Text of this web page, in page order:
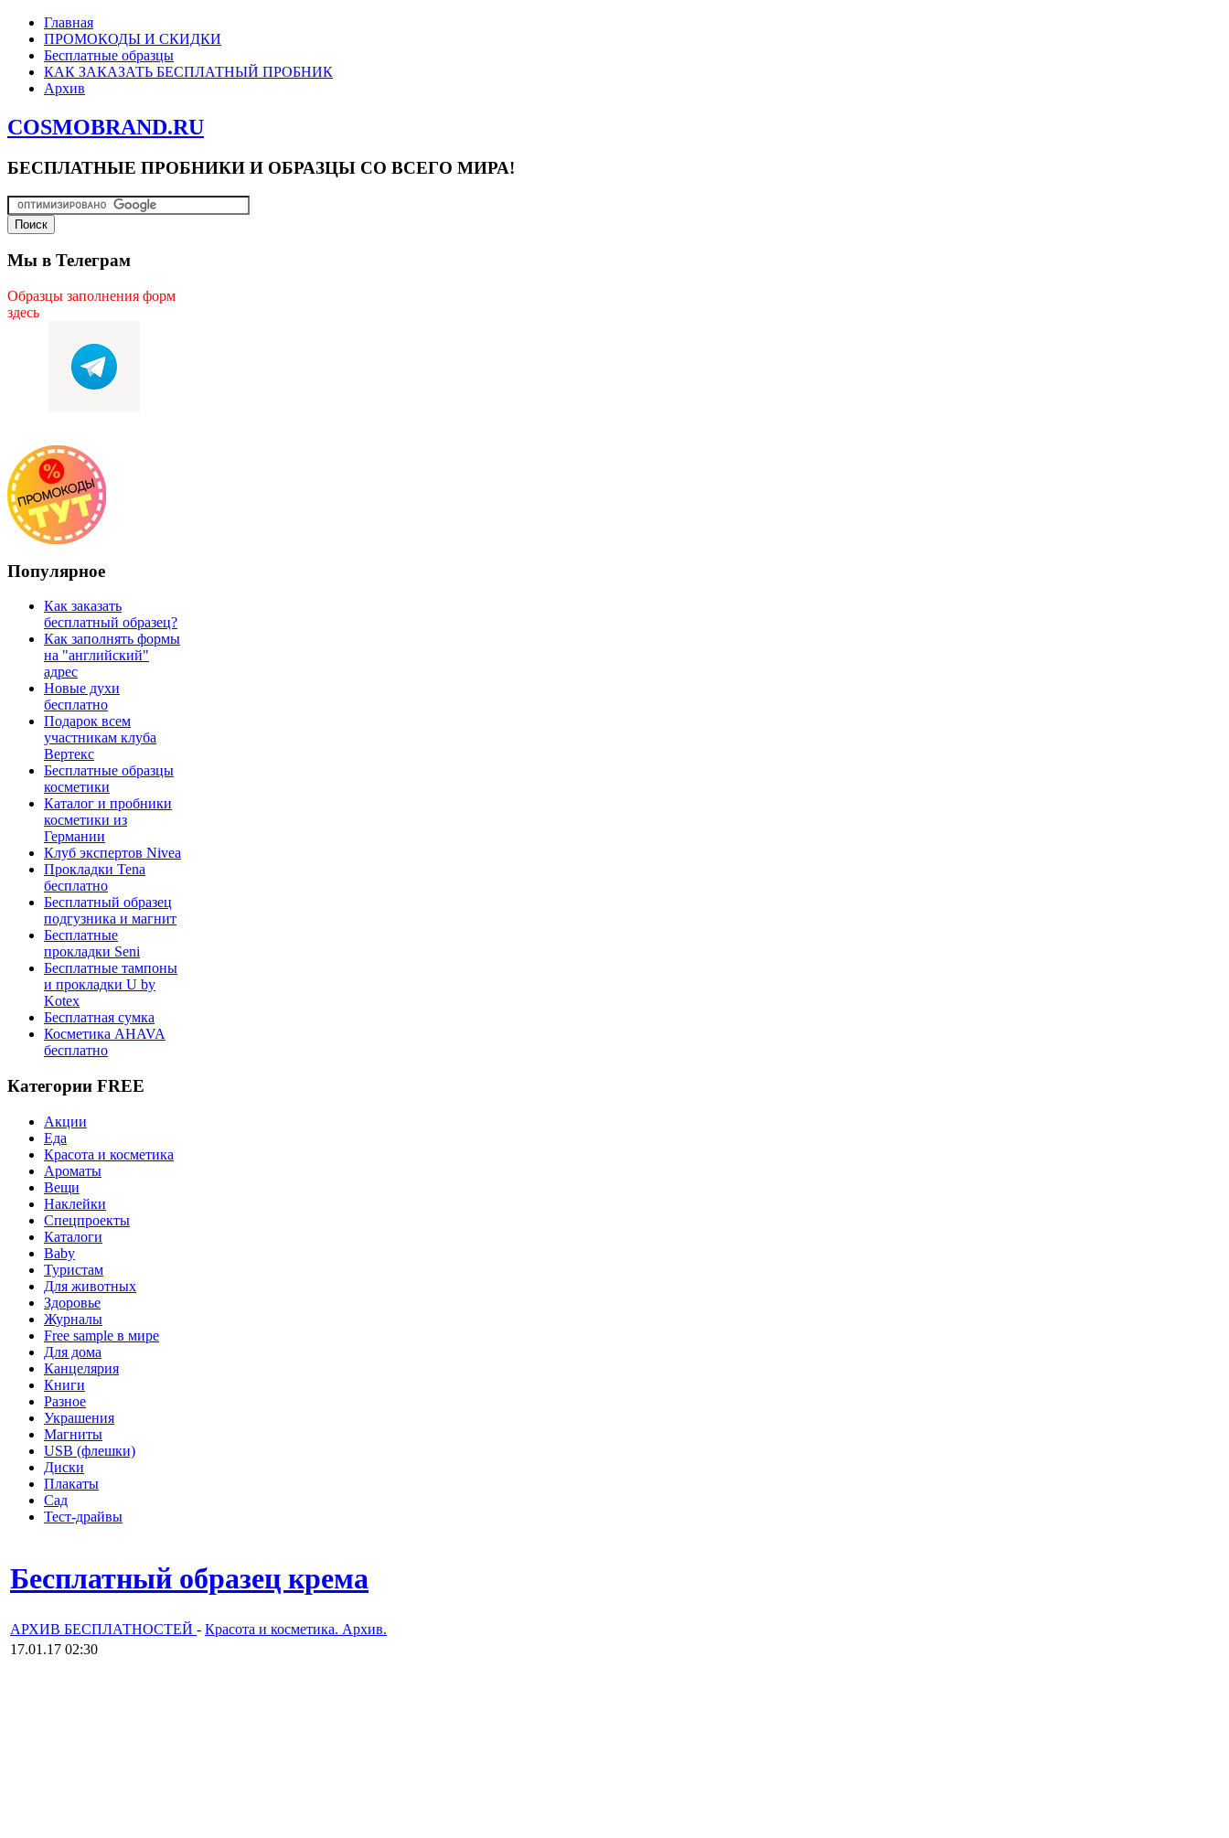
Главная
ПРОМОКОДЫ И СКИДКИ
Бесплатные образцы
КАК ЗАКАЗАТЬ БЕСПЛАТНЫЙ ПРОБНИК
Архив
COSMOBRAND.RU
БЕСПЛАТНЫЕ ПРОБНИКИ И ОБРАЗЦЫ СО ВСЕГО МИРА!
Мы в Телеграм
Образцы заполнения форм
здесь
Популярное
Как заказать
бесплатный образец?
Как заполнять формы
на "английский"
адрес
Новые духи
бесплатно
Подарок всем
участникам клуба
Вертекс
Бесплатные образцы
косметики
Каталог и пробники
косметики из
Германии
Клуб экспертов Nivea
Прокладки Tena
бесплатно
Бесплатный образец
подгузника и магнит
Бесплатные
прокладки Seni
Бесплатные тампоны
и прокладки U by
Kotex
Бесплатная сумка
Косметика AHAVA
бесплатно
Категории FREE
Акции
Еда
Красота и косметика
Ароматы
Вещи
Наклейки
Спецпроекты
Каталоги
Baby
Туристам
Для животных
Здоровье
Журналы
Free sample в мире
Для дома
Канцелярия
Книги
Разное
Украшения
Магниты
USB (флешки)
Диски
Плакаты
Сад
Тест-драйвы
Бесплатный образец крема
АРХИВ БЕСПЛАТНОСТЕЙ - Красота и косметика. Архив.
17.01.17 02:30